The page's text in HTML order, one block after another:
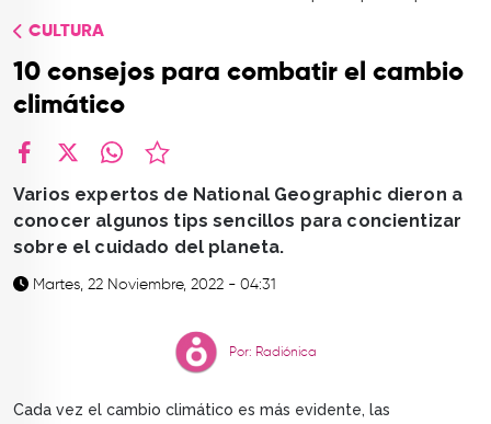
CONTACTO
CULTURA
10 consejos para combatir el cambio
climático
Varios expertos de National Geographic dieron a
conocer algunos tips sencillos para concientizar
sobre el cuidado del planeta.
Martes, 22 Noviembre, 2022 - 04:31
Por: Radiónica
Cada vez el cambio climático es más evidente, las